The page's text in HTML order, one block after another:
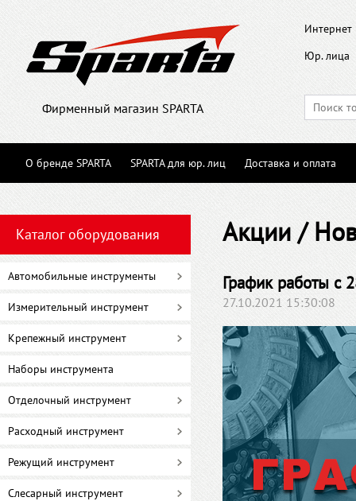
Фирменный магазин SPARTA
Интернет
Юр. лица
О бренде SPARTA SPARTA для юр. лиц Доставка и оплата
Каталог оборудования
Автомобильные инструменты
Измерительный инструмент
Крепежный инструмент
Наборы инструмента
Отделочный инструмент
Расходный инструмент
Режущий инструмент
Слесарный инструмент
Акции /
График работы с
27.10.2021 15:30:08